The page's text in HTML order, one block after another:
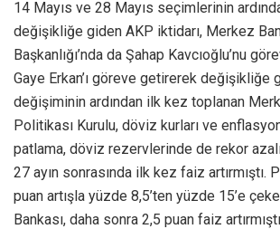
14 Mayıs ve 28 Mayıs seçimlerinin
değişikliğe giden AKP iktidarı, Merkez
Başkanlığı’nda da Şahap Kavcıoğlu’nu
Gaye Erkan’ı göreve getirerek değişikliğe
değişiminin ardından ilk kez toplanan
Politikası Kurulu, döviz kurları ve
patlama, döviz rezervlerinde de rekor
27 ayın sonrasında ilk kez faiz artırmıştı.
puan artışla yüzde 8,5’ten yüzde 15’e
Bankası, daha sonra 2,5 puan faiz